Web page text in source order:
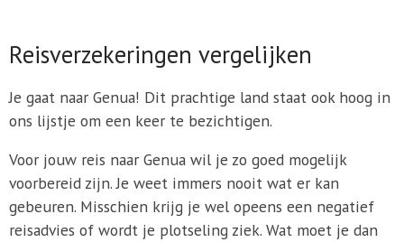
Reisverzekeringen vergelijken
Je gaat naar Genua! Dit prachtige land staat ook hoog in
ons lijstje om een keer te bezichtigen.
Voor jouw reis naar Genua wil je zo goed mogelijk
voorbereid zijn. Je weet immers nooit wat er kan
gebeuren. Misschien krijg je wel opeens een negatief
reisadvies of wordt je plotseling ziek. Wat moet je dan